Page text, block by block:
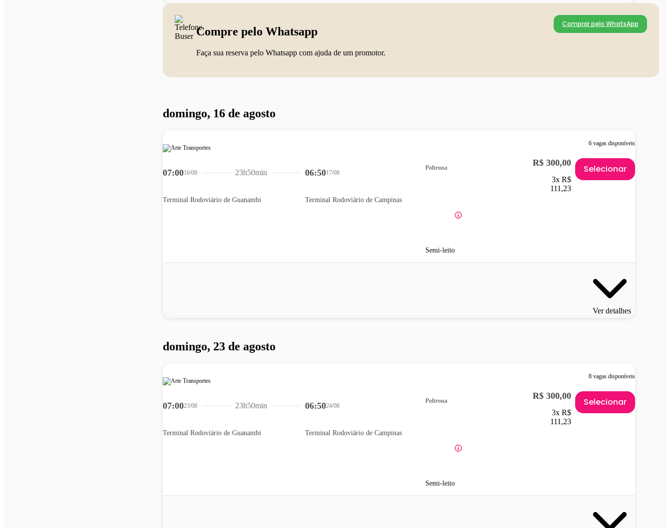
Compre pelo Whatsapp
Faça sua reserva pelo Whatsapp com ajuda de um promotor.
Comprar pelo WhatsApp
domingo, 16 de agosto
6 vagas disponíveis
07:0016/08
Terminal Rodoviário de Guanambi
06:5017/08
Terminal Rodoviário de Campinas
23h50min
Poltrona
Semi-leito
R$ 300,00
3x R$
111,23
Selecionar
Ver detalhes
domingo, 23 de agosto
8 vagas disponíveis
07:0023/08
Terminal Rodoviário de Guanambi
06:5024/08
Terminal Rodoviário de Campinas
23h50min
Poltrona
Semi-leito
R$ 300,00
3x R$
111,23
Selecionar